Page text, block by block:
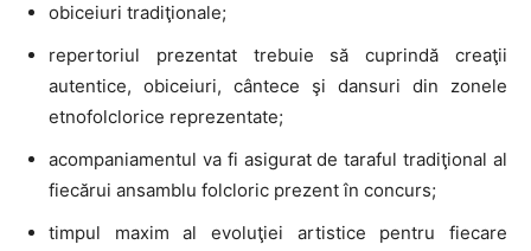
obiceiuri tradiţionale;
repertoriul prezentat trebuie să cuprindă creaţii
autentice, obiceiuri, cântece şi dansuri din zonele
etnofolclorice reprezentate;
acompaniamentul va fi asigurat de taraful tradiţional al
fiecărui ansamblu folcloric prezent în concurs;
timpul maxim al evoluţiei artistice pentru fiecare